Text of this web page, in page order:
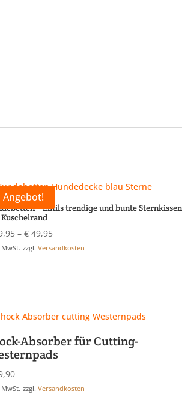
Angebot!
– Emils trendige und bunte Sternkissen
–€ 49,95
zzgl.Versandkosten
Absorber für Cutting-
zzgl.Versandkosten